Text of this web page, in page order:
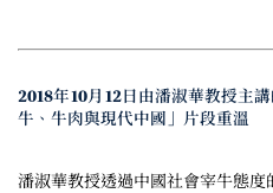
2018年10月12日由潘淑華教授主
牛、牛肉與現代中國」片段重溫
潘淑華教授透過中國社會宰牛態